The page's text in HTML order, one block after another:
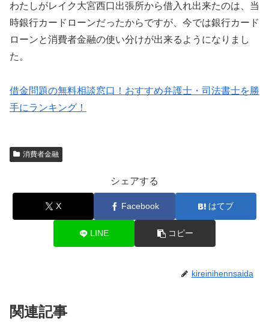
わたしがレイク大宮西口出張所から借入れ出来たのは、当
時銀行カードローンだったからですが、今では銀行カード
ローンと消費者金融の使い分けが出来るようになりまし
た。
借金問題の無料相談窓口！おすすめ弁護士・司法書士を勝
手にランキング！
消費者金融
シェアする
X Facebook はてブ
LINE コピー
kireinihennsaida
関連記事